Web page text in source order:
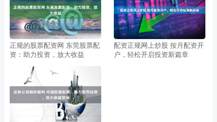
正规的股票配资网 东莞股票配
资：助力投资，放大收益
配资正规网上炒股 按月配资开
户，轻松开启投资新篇章